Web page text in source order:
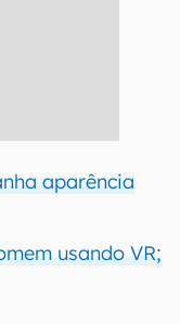
aparência
usando VR;